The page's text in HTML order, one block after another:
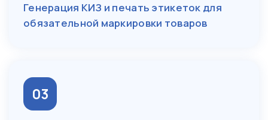
Генерация КИЗ и печать этикеток для
обязательной маркировки товаров
03